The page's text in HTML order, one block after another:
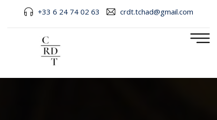
+33 6 24 74 02 63 crdt.tchad@gmail.com